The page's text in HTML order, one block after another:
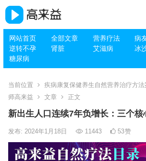
网站首页 全部文章 营养疗法 病
逆转不孕
肾脏 艾滋病 冰
糖尿病
当前位置
疾病康复保健养生自然营养治疗方
师高来益
文章 正文
新出生人口连续7年负增长：三个核
发布: 2024年1月18日 11443 53赞